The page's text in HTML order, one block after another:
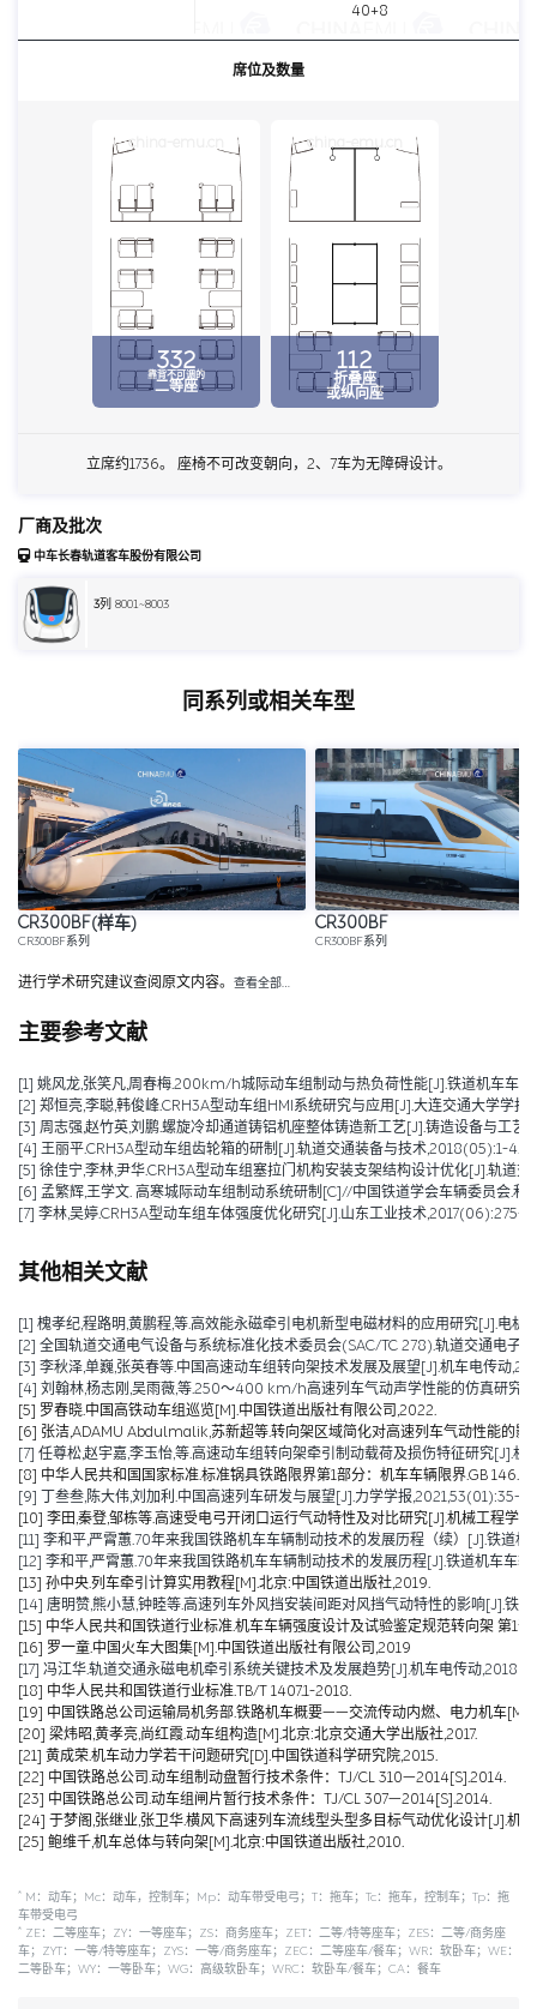
40+8
席位及数量
332
靠背不可调的
二等座
china-emu.cn
112
折叠座
或纵向座
china-emu.cn
立席约1736。 座椅不可改变朝向，2、7车为无障碍设计。
厂商及批次
中车长春轨道客车股份有限公司
3列 8001~8003
同系列或相关车型
CR300BF(样车)
CR300BF系列
CR300BF
CR300BF系列
进行学术研究建议查阅原文内容。 查看全部…
主要参考文献
[1] 姚风龙,张笑凡,周春梅.200km/h城际动车组制动与热负荷性能[J].铁道机车车
[2] 郑恒亮,李聪,韩俊峰.CRH3A型动车组HMI系统研究与应用[J].大连交通大学学报
[3] 周志强,赵竹英,刘鹏.螺旋冷却通道铸铝机座整体铸造新工艺[J].铸造设备与工
[4] 王丽平.CRH3A型动车组齿轮箱的研制[J].轨道交通装备与技术,2018(05):1-4.
[5] 徐佳宁,李林,尹华.CRH3A型动车组塞拉门机构安装支架结构设计优化[J].轨道
[6] 孟繁辉,王学文. 高寒城际动车组制动系统研制[C]//中国铁道学会车辆委员会.
[7] 李林,吴婷.CRH3A型动车组车体强度优化研究[J].山东工业技术,2017(06):275-
其他相关文献
[1] 槐孝纪,程路明,黄鹏程,等.高效能永磁牵引电机新型电磁材料的应用研究[J].电
[2] 全国轨道交通电气设备与系统标准化技术委员会(SAC/TC 278).轨道交通电
[3] 李秋泽,单巍,张英春等.中国高速动车组转向架技术发展及展望[J].机车电传动
[4] 刘翰林,杨志刚,吴雨薇,等.250～400 km/h高速列车气动声学性能的仿真研究
[5] 罗春晓.中国高铁动车组巡览[M].中国铁道出版社有限公司,2022.
[6] 张洁,ADAMU Abdulmalik,苏新超等.转向架区域简化对高速列车气动性能的
[7] 任尊松,赵宇嘉,李玉怡,等.高速动车组转向架牵引制动载荷及损伤特征研究[J].机
[8] 中华人民共和国国家标准.标准锅具铁路限界第1部分：机车车辆限界.GB
[9] 丁叁叁,陈大伟,刘加利.中国高速列车研发与展望[J].力学学报,2021,53(01):35-
[10] 李田,秦登,邹栋等.高速受电弓开闭口运行气动特性及对比研究[J].机械工程学
[11] 李和平,严霄蕙.70年来我国铁路机车车辆制动技术的发展历程（续）[J].铁道
[12] 李和平,严霄蕙.70年来我国铁路机车车辆制动技术的发展历程[J].铁道机车车
[13] 孙中央.列车牵引计算实用教程[M].北京:中国铁道出版社,2019.
[14] 唐明赞,熊小慧,钟睦等.高速列车外风挡安装间距对风挡气动特性的影响[J].铁
[15] 中华人民共和国铁道行业标准.机车车辆强度设计及试验鉴定规范转向架 第1
[16] 罗一童.中国火车大图集[M].中国铁道出版社有限公司,2019
[17] 冯江华.轨道交通永磁电机牵引系统关键技术及发展趋势[J].机车电传动
[18] 中华人民共和国铁道行业标准.TB/T 1407.1-2018.
[19] 中国铁路总公司运输局机务部.铁路机车概要——交流传动内燃、电力机车[M].
[20] 梁炜昭,黄孝亮,尚红霞.动车组构造[M].北京:北京交通大学出版社,2017.
[21] 黄成荣.机车动力学若干问题研究[D].中国铁道科学研究院,2015.
[22] 中国铁路总公司.动车组制动盘暂行技术条件：TJ/CL 310—2014[S].2014.
[23] 中国铁路总公司.动车组闸片暂行技术条件：TJ/CL 307—2014[S].2014.
[24] 于梦阁,张继业,张卫华.横风下高速列车流线型头型多目标气动优化设计[J].机
[25] 鲍维千,机车总体与转向架[M].北京:中国铁道出版社,2010.
* M：动车；Mc：动车，控制车；Mp：动车带受电弓；T：拖车；Tc：拖车，控制车；Tp：拖
车带受电弓
* ZE：二等座车；ZY：一等座车；ZS：商务座车；ZET：二等/特等座车；ZES：二等/商务座
车；ZYT：一等/特等座车；ZYS：一等/商务座车；ZEC：二等座车/餐车；WR：软卧车；WE：
二等卧车；WY：一等卧车；WG：高级软卧车；WRC：软卧车/餐车；CA：餐车